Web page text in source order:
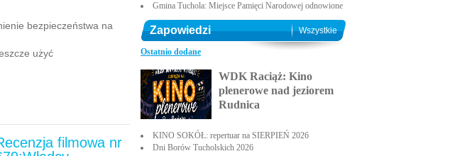
bezpieczeństwa na
użyć
filmowa nr
Gmina Tuchola: Miejsce Pamięci Narodowej odnowione
Zapowiedzi Wszystkie
Ostatnio dodane
WDK Raciąż: Kino
plenerowe nad jeziorem
Rudnica
KINO SOKÓŁ: repertuar na SIERPIEŃ 2026
Dni Borów Tucholskich 2026